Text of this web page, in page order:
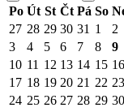
Po Út St Čt Pá So
27 28 29 30 31 1
2
3
4 5 6 7 8
9
10 11 12 13 14 15 16
17 18 19 20 21 22 23
24 25 26 27 28 29 30